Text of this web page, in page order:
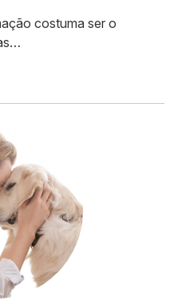
costuma ser o